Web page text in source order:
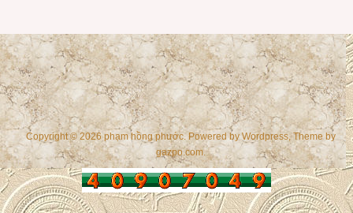
Copyright © 2026 phạm hồng phước. Powered byWordpress, Theme by
gazpo.com.